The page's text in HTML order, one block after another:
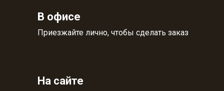
В офисе
Приезжайте лично, чтобы сделать заказ
На сайте